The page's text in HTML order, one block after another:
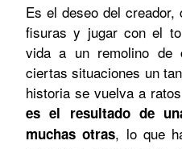
Es el deseo del
fisuras y jugar con el
vida a un remolino de
ciertas situaciones un
historia se vuelva a
es el resultado de
muchas otras, lo que